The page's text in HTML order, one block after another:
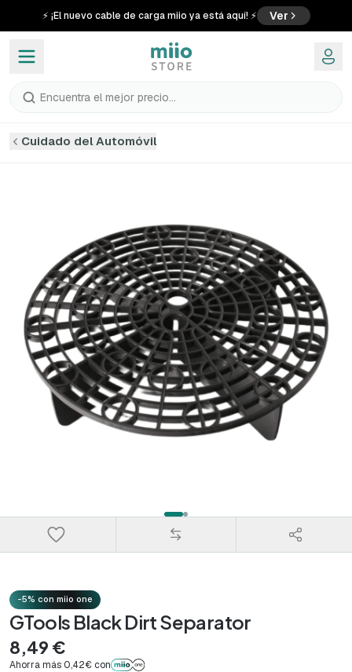
⚡ ¡El nuevo cable de carga miio ya está aquí! ⚡ Ver
Encuentra el mejor precio...
Cuidado del Automóvil
-5% con miio one
GTools Black Dirt Separator
8,49 €
Ahorra más 0,42€ con